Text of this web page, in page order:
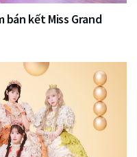
bán kết Miss Grand